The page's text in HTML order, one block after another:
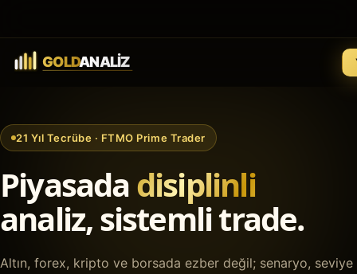
21 Yıl Tecrübe · FTMO Prime Trader
Piyasadadisiplinli
analiz, sistemli trade.
Altın, forex, kripto ve borsada ezber değil; senaryo, seviye